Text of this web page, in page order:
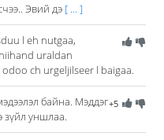
Эвий дэ [ ... ]
l eh nutgaa,
uraldan
ch urgeljilseer l baigaa.
+5
байна. Мэддэг
уншлаа.